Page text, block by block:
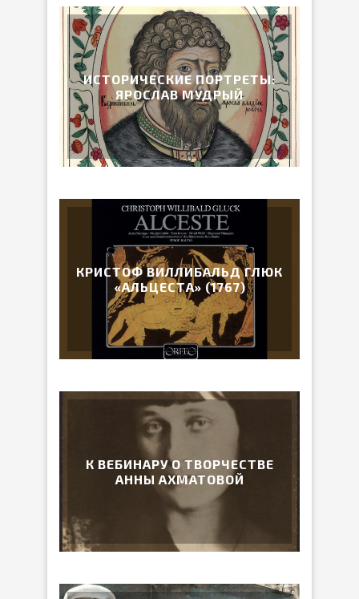
ИСТОРИЧЕСКИЕ ПОРТРЕТЫ:
ЯРОСЛАВ МУДРЫЙ
КРИСТОФ ВИЛЛИБАЛЬД ГЛЮК
«АЛЬЦЕСТА» (1767)
К ВЕБИНАРУ О ТВОРЧЕСТВЕ
АННЫ АХМАТОВОЙ